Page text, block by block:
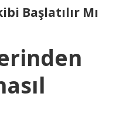
Başlatılır Mı